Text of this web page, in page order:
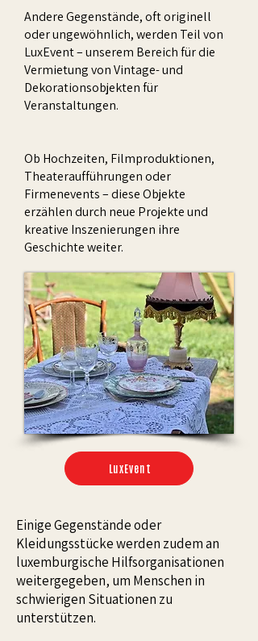
Andere Gegenstände, oft originell
oder ungewöhnlich, werden Teil von
LuxEvent – unserem Bereich für die
Vermietung von Vintage- und
Dekorationsobjekten für
Veranstaltungen.
Ob Hochzeiten, Filmproduktionen,
Theateraufführungen oder
Firmenevents – diese Objekte
erzählen durch neue Projekte und
kreative Inszenierungen ihre
Geschichte weiter.
LuxEvent
Einige Gegenstände oder
Kleidungsstücke werden zudem an
luxemburgische Hilfsorganisationen
weitergegeben, um Menschen in
schwierigen Situationen zu
unterstützen.